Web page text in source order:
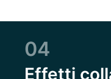
04
Effetti